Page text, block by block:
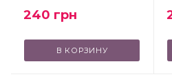
240 грн
В КОРЗИНУ